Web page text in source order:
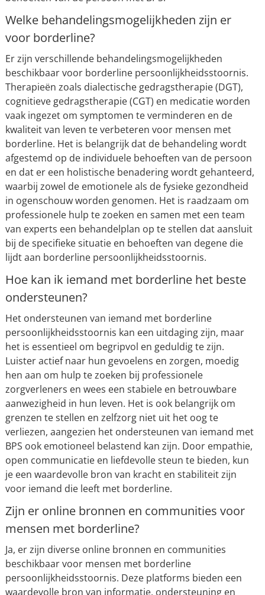
Welke behandelingsmogelijkheden zijn er
voor borderline?
Er zijn verschillende behandelingsmogelijkheden
beschikbaar voor borderline persoonlijkheidsstoornis.
Therapieën zoals dialectische gedragstherapie (DGT),
cognitieve gedragstherapie (CGT) en medicatie worden
vaak ingezet om symptomen te verminderen en de
kwaliteit van leven te verbeteren voor mensen met
borderline. Het is belangrijk dat de behandeling wordt
afgestemd op de individuele behoeften van de persoon
en dat er een holistische benadering wordt gehanteerd,
waarbij zowel de emotionele als de fysieke gezondheid
in ogenschouw worden genomen. Het is raadzaam om
professionele hulp te zoeken en samen met een team
van experts een behandelplan op te stellen dat aansluit
bij de specifieke situatie en behoeften van degene die
lijdt aan borderline persoonlijkheidsstoornis.
Hoe kan ik iemand met borderline het beste
ondersteunen?
Het ondersteunen van iemand met borderline
persoonlijkheidsstoornis kan een uitdaging zijn, maar
het is essentieel om begripvol en geduldig te zijn.
Luister actief naar hun gevoelens en zorgen, moedig
hen aan om hulp te zoeken bij professionele
zorgverleners en wees een stabiele en betrouwbare
aanwezigheid in hun leven. Het is ook belangrijk om
grenzen te stellen en zelfzorg niet uit het oog te
verliezen, aangezien het ondersteunen van iemand met
BPS ook emotioneel belastend kan zijn. Door empathie,
open communicatie en liefdevolle steun te bieden, kun
je een waardevolle bron van kracht en stabiliteit zijn
voor iemand die leeft met borderline.
Zijn er online bronnen en communities voor
mensen met borderline?
Ja, er zijn diverse online bronnen en communities
beschikbaar voor mensen met borderline
persoonlijkheidsstoornis. Deze platforms bieden een
waardevolle bron van informatie, ondersteuning en